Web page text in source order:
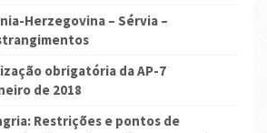
Herzegovina – Sérvia –
obrigatória da AP-7
de 2018
Restrições e pontos de